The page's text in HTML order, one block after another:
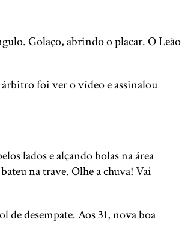
Golaço, abrindo o placar. O Leão
árbitro foi ver o vídeo e assinalou
lados e alçando bolas na área
na trave. Olhe a chuva! Vai
de desempate. Aos 31, nova boa